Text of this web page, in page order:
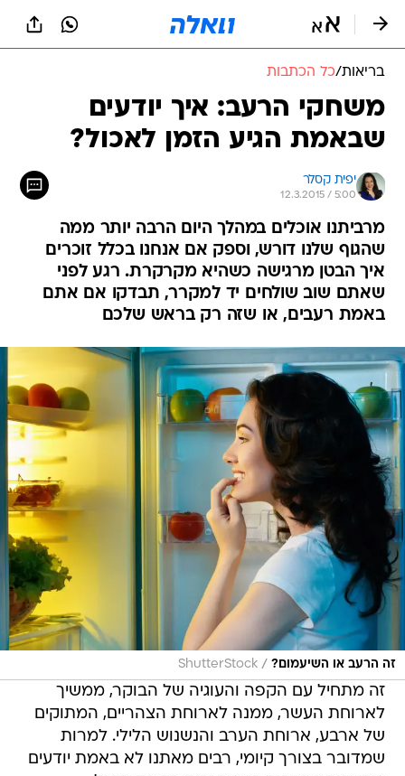
בריאות/כל הכתבות
משחקי הרעב: איך יודעים
שבאמת הגיע הזמן לאכול?
יפית קסלר
12.3.2015 / 5:00
מרביתנו אוכלים במהלך היום הרבה יותר ממה
שהגוף שלנו דורש, וספק אם אנחנו בכלל זוכרים
איך הבטן מרגישה כשהיא מקרקרת. רגע לפני
שאתם שוב שולחים יד למקרר, תבדקו אם אתם
באמת רעבים, או שזה רק בראש שלכם
זה הרעב או השיעמום? /
ShutterStock
זה מתחיל עם הקפה והעוגיה של הבוקר, ממשיך
לארוחת העשר, ממנה לארוחת הצהריים, המתוקים
של ארבע, ארוחת הערב והנשנוש הלילי. למרות
שמדובר בצורך קיומי, רבים מאתנו לא באמת יודעים